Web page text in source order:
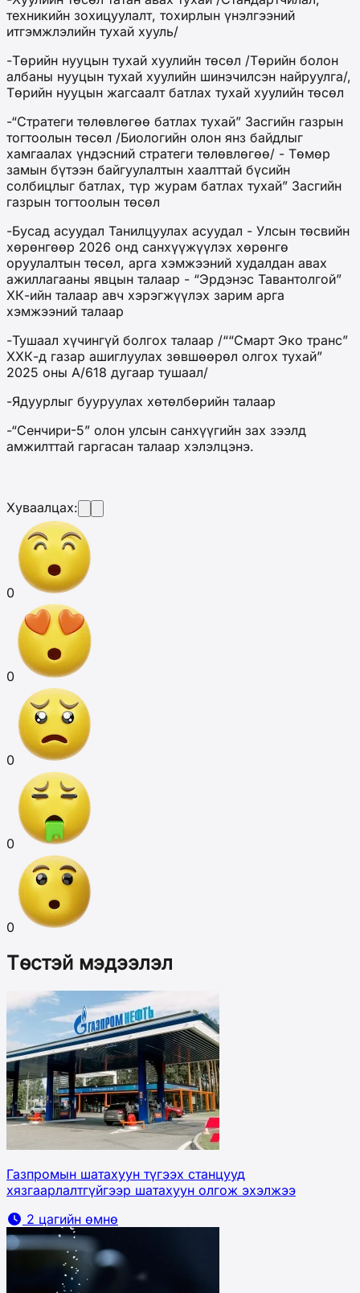
техникийн зохицуулалт, тохирлын үнэлгээний
итгэмжлэлийн тухай хууль/
-Төрийн нууцын тухай хуулийн төсөл /Төрийн болон
албаны нууцын тухай хуулийн шинэчилсэн найруулга/,
Төрийн нууцын жагсаалт батлах тухай хуулийн төсөл
-“Стратеги төлөвлөгөө батлах тухай” Засгийн газрын
тогтоолын төсөл /Биологийн олон янз байдлыг
хамгаалах үндэсний стратеги төлөвлөгөө/ - Төмөр
замын бүтээн байгуулалтын хаалттай бүсийн
солбицлыг батлах, түр журам батлах тухай” Засгийн
газрын тогтоолын төсөл
-Бусад асуудал Танилцуулах асуудал - Улсын төсвийн
хөрөнгөөр 2026 онд санхүүжүүлэх хөрөнгө
оруулалтын төсөл, арга хэмжээний худалдан авах
ажиллагааны явцын талаар - “Эрдэнэс Тавантолгой”
ХК-ийн талаар авч хэрэгжүүлэх зарим арга
хэмжээний талаар
-Тушаал хүчингүй болгох талаар /““Смарт Эко транс”
ХХК-д газар ашиглуулах зөвшөөрөл олгох тухай”
2025 оны А/618 дугаар тушаал/
-Ядуурлыг бууруулах хөтөлбөрийн талаар
-“Сенчири-5” олон улсын санхүүгийн зах зээлд
амжилттай гаргасан талаар хэлэлцэнэ.
Хуваалцах:
0
0
0
0
0
Төстэй мэдээлэл
Газпромын шатахуун түгээх станцууд
хязгаарлалтгүйгээр шатахуун олгож эхэлжээ
2 цагийн өмнө